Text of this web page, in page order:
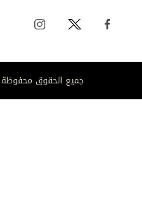
جميع الحقوق محفوظة